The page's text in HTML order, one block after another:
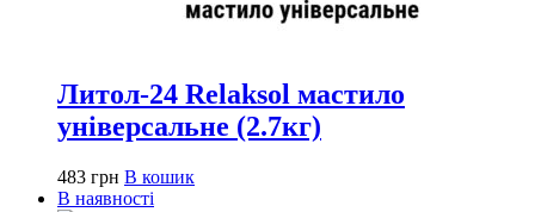
Литол-24 Relaksol мастило
універсальне (2.7кг)
483 грн В кошик
В наявності